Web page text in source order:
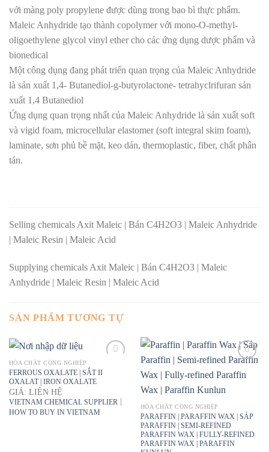
với màng poly propylene được dùng trong bao bì thực phẩm.
Maleic Anhydride tạo thành copolymer với mono-O-methyl-
oligoethylene glycol vinyl ether cho các ứng dụng dược phẩm và
bionedical
Một công dụng đang phát triển quan trọng của Maleic Anhydride
là sản xuất 1,4- Butanediol-g-butyrolactone- tetrahyclrifuran sản
xuất 1,4 Butanediol
Ứng dụng quan trọng nhất của Maleic Anhydride là sản xuất soft
và vigid foam, microcellular elastomer (soft integral skim foam),
laminate, sơn phủ bề mặt, keo dán, thermoplastic, fiber, chất phân
tán.
Selling chemicals Axit Maleic | Bán C4H2O3 | Maleic Anhydride
| Maleic Resin | Maleic Acid
Supplying chemicals Axit Maleic | Bán C4H2O3 | Maleic
Anhydride | Maleic Resin | Maleic Acid
SẢN PHẨM TƯƠNG TỰ
HÓA CHẤT CÔNG NGHIỆP
FERROUS OXALATE | SẮT II
OXALAT | IRON OXALATE
GIÁ: LIÊN HỆ
VIETNAM CHEMICAL SUPPLIER
HOW TO BUY IN VIETNAM
HÓA CHẤT CÔNG NGHIỆP
PARAFFIN | PARAFFIN WAX | SÁP
PARAFFIN | SEMI-REFINED
PARAFFIN WAX | FULLY-REFINED
PARAFFIN WAX | PARAFFIN